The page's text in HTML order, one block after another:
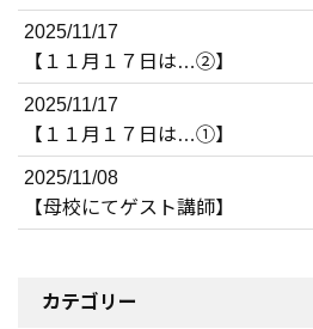
2025/11/17
【１１月１７日は…②】
2025/11/17
【１１月１７日は…①】
2025/11/08
【母校にてゲスト講師】
カテゴリー